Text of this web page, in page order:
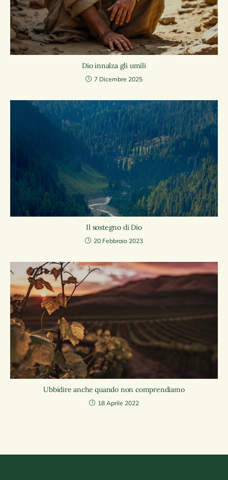
Dio innalza gli umili
7 Dicembre 2025
Il sostegno di Dio
20 Febbraio 2023
Ubbidire anche quando non comprendiamo
18 Aprile 2022